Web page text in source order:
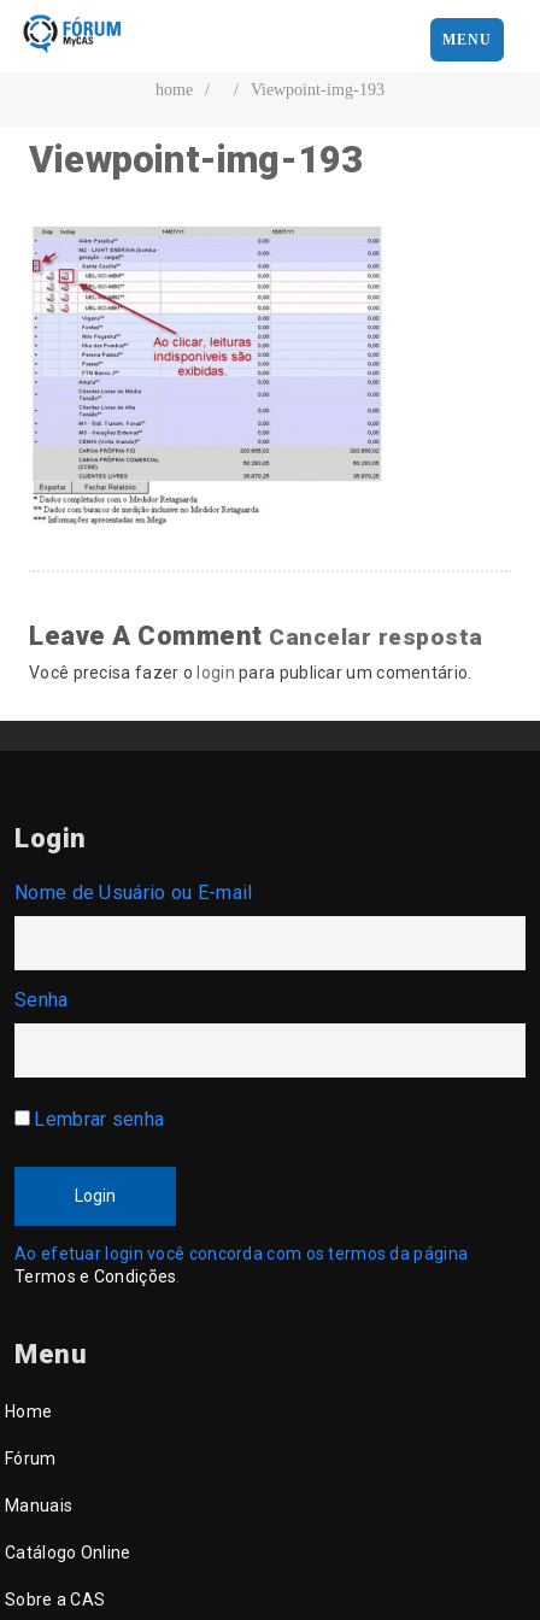
MENU
home / / Viewpoint-img-193
Viewpoint-img-193
Leave A Comment Cancelar resposta
Você precisa fazer o login para publicar um comentário.
Login
Nome de Usuário ou E-mail
Senha
Lembrar senha
Login
Ao efetuar login você concorda com os termos da página
Termos e Condições
Menu
Home
Fórum
Manuais
Catálogo Online
Sobre a CAS